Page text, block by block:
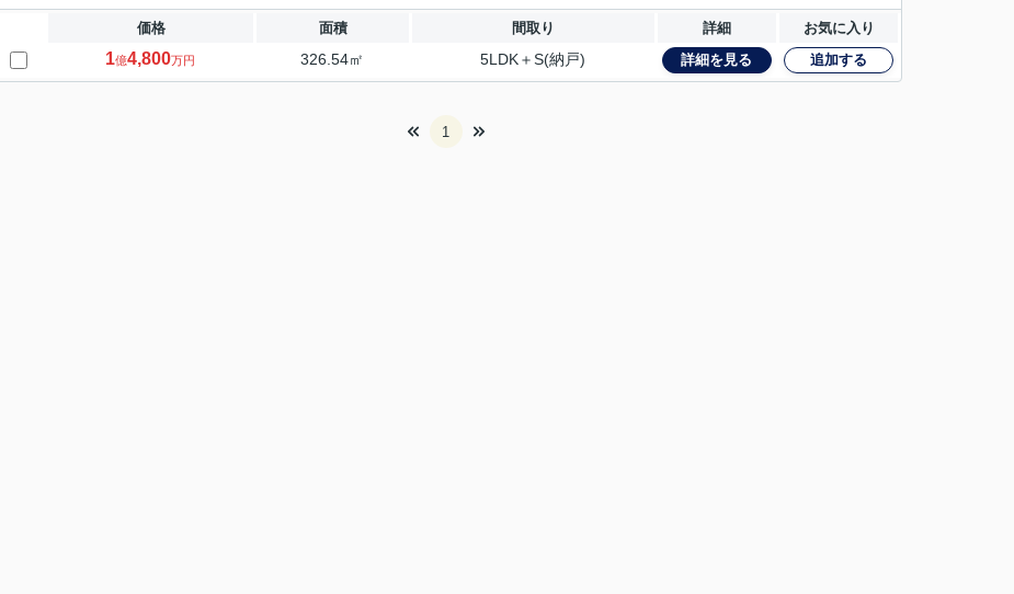
価格 面積 間取り 詳細 お気に入り
1億4,800万円 326.54㎡ 5LDK＋S(納戸) 詳細を見る 追加する
1